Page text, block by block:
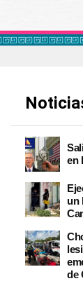
en
un
de